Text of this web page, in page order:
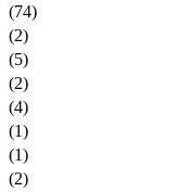
(74)
(2)
(5)
(2)
(4)
(1)
(1)
(2)